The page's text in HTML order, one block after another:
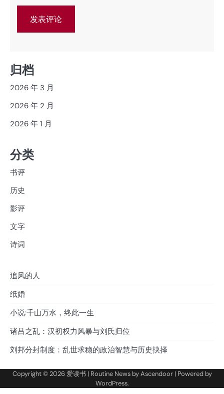
归档
2026 年 3 月
2026 年 2 月
2026 年 1 月
分类
书评
历史
影评
文字
诗词
追风的人
纸婚
小说:千山万水，终此一生
诸吕之乱：汉初权力风暴与刘氏归位
刘邦分封制度：乱世求稳的政治智慧与历史抉择
Copyright © 2026爱读书 | Routine News byAscendoor| Powered by
WordPress.